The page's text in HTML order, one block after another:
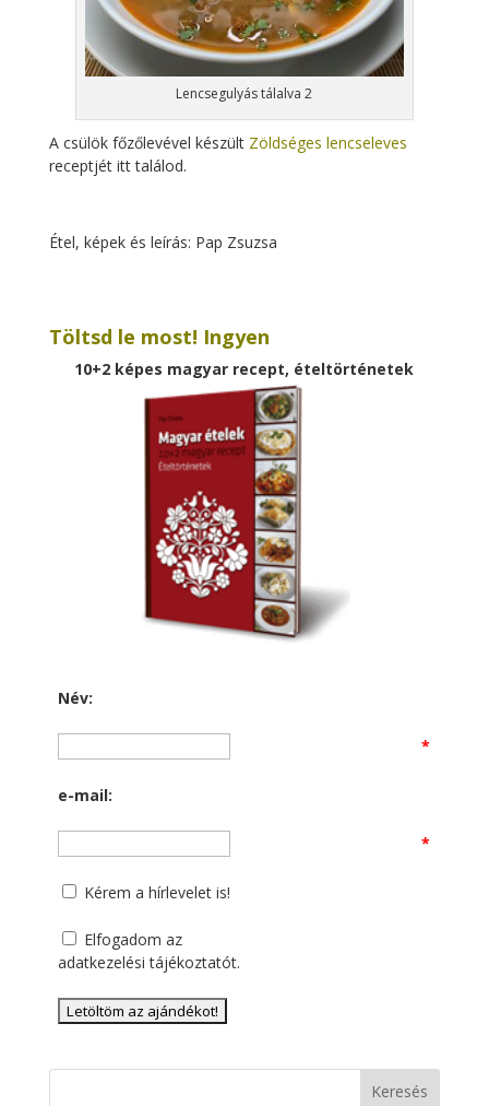
Lencsegulyás tálalva 2
A csülök főzőlevével készült Zöldséges lencseleves
receptjét itt találod.
Étel, képek és leírás: Pap Zsuzsa
Töltsd le most! Ingyen
10+2 képes magyar recept, ételtörténetek
Név:
*
e-mail:
*
Kérem a hírlevelet is!
Elfogadom az
adatkezelési tájékoztatót.